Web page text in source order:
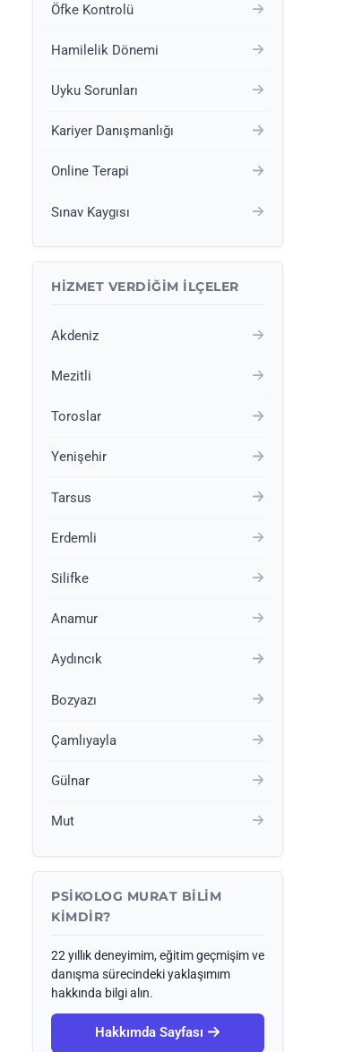
Öfke Kontrolü
Hamilelik Dönemi
Uyku Sorunları
Kariyer Danışmanlığı
Online Terapi
Sınav Kaygısı
HIZMET VERDIĞIM İLÇELER
Akdeniz
Mezitli
Toroslar
Yenişehir
Tarsus
Erdemli
Silifke
Anamur
Aydıncık
Bozyazı
Çamlıyayla
Gülnar
Mut
PSIKOLOG MURAT BILIM
KIMDIR?
22 yıllık deneyimim, eğitim geçmişim ve
danışma sürecindeki yaklaşımım
hakkında bilgi alın.
Hakkımda Sayfası